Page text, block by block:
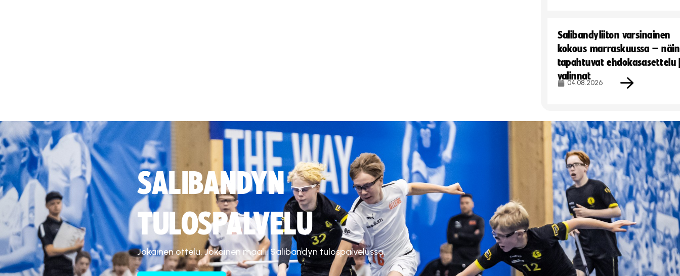
Salibandyliiton varsinainen
kokous marraskuussa – näin
tapahtuvat ehdokasasettelu
valinnat
04.08.2026
SALIBANDYN
TULOSPALVELU
Jokainen ottelu. Jokainen maali. Salibandyn tulospalvelussa.